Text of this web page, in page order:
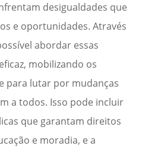
desigualdades que
e oportunidades. Através
abordar essas
mobilizando os
para lutar por mudanças
a todos. Isso pode incluir
que garantam direitos
e moradia, e a